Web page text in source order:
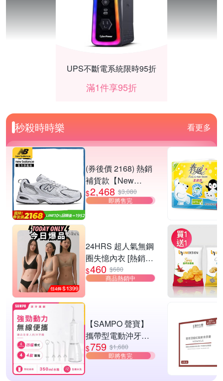
UPS不斷電系統限時95折
滿1件享95折
SEIKO 鬧鐘掛鐘 結帳87折
滿1件享87折
秒殺時時樂 看更多
(券後價 2168) 熱銷
補貨款【New
Balance】復古運動
鞋_中性_白銀
$2,468 $3,080
即將售完
24HRS 超人氣無鋼
圈失憶內衣 [熱銷好
評]
$460 $680
商品熱銷中
【SAMPO 聲寶】
攜帶型電動沖牙機/
洗牙器/沖牙器(WB-
Z2506NL)
$759 $1,680
即將售完